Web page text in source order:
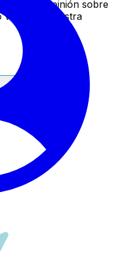
de opinión sobre
visitando nuestra
cookies